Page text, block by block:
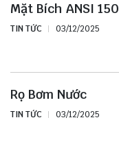
Mặt Bích ANSI 150
TIN TỨC 03/12/2025
Rọ Bơm Nước
TIN TỨC 03/12/2025